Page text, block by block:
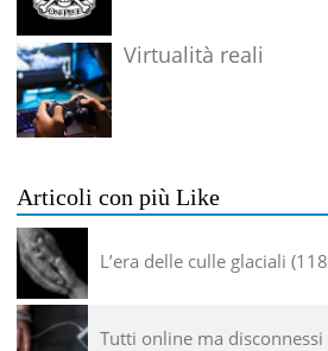
Virtualità reali
Articoli con più Like
L’era delle culle glaciali 118
Tutti online ma disconnessi